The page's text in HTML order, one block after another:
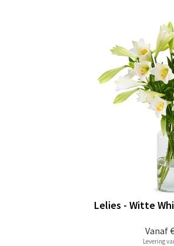
Vanaf
Lelies - Witte
Levering